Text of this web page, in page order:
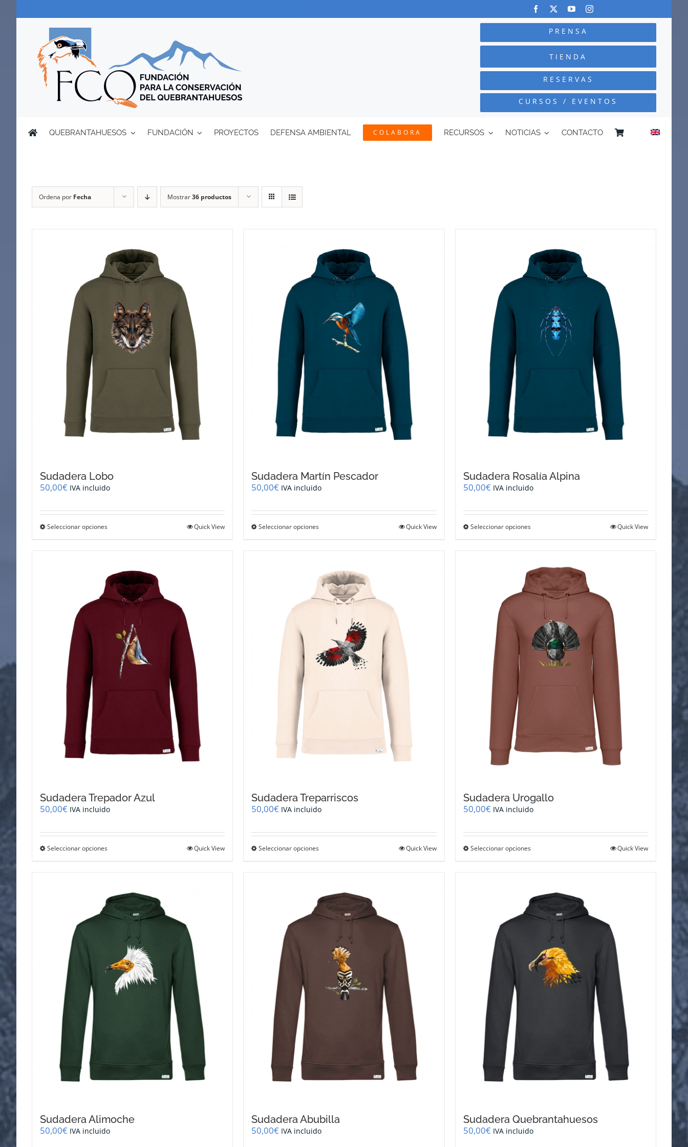
PRENSA
TIENDA
RESERVAS
CURSOS / EVENTOS
QUEBRANTAHUESOS FUNDACIÓN PROYECTOS DEFENSA AMBIENTAL COLABORA RECURSOS NOTICIAS CONTACTO
Ordena por Fecha Mostrar36 productos
Sudadera Lobo
50,00€ IVA incluido
Seleccionar opciones
variantes.
Las
opciones
se
pueden
elegir
página
producto
Quick View
Sudadera Martín Pescador
50,00€ IVA incluido
Seleccionar opciones
variantes.
Las
opciones
se
elegir
página
de
producto
Quick View
Sudadera Rosalía Alpina
50,00€ IVA incluido
Seleccionar opcionesEste
variantes.
Las
opciones
se
pueden
elegir
en
la
página
de
Quick View
Sudadera Trepador Azul
50,00€ IVA incluido
Seleccionar opciones
variantes.
Las
opciones
se
elegir
la
página
de
producto
Quick View
Sudadera Treparriscos
50,00€ IVA incluido
Seleccionar opciones
variantes.
Las
opciones
se
elegir
página
producto
Quick View
Sudadera Urogallo
50,00€ IVA incluido
Seleccionar opcionesEste
variantes.
Las
opciones
se
elegir
en
la
página
Quick View
Sudadera Alimoche
50,00€ IVA incluido
Sudadera Abubilla
50,00€ IVA incluido
Sudadera Quebrantahuesos
50,00€ IVA incluido